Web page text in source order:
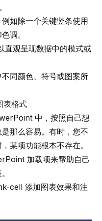
如除一个关键竖条使用
调。
直观呈现数据中的模式或
同颜色、符号或图案所
表格式
中，按照自己想
那么容易。有时，您不
某项功能根本不存在。
加载项来帮助自己
cell 添加图表效果和注